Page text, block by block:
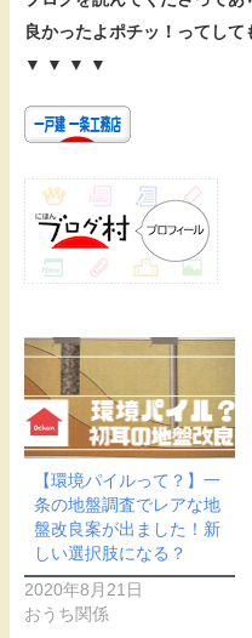
良かったよポチッ！ってし
▼ ▼ ▼ ▼
【環境パイルって？】一
条の地盤調査でレアな地
盤改良案が出ました！新
しい選択肢になる？
2020年8月21日
おうち関係